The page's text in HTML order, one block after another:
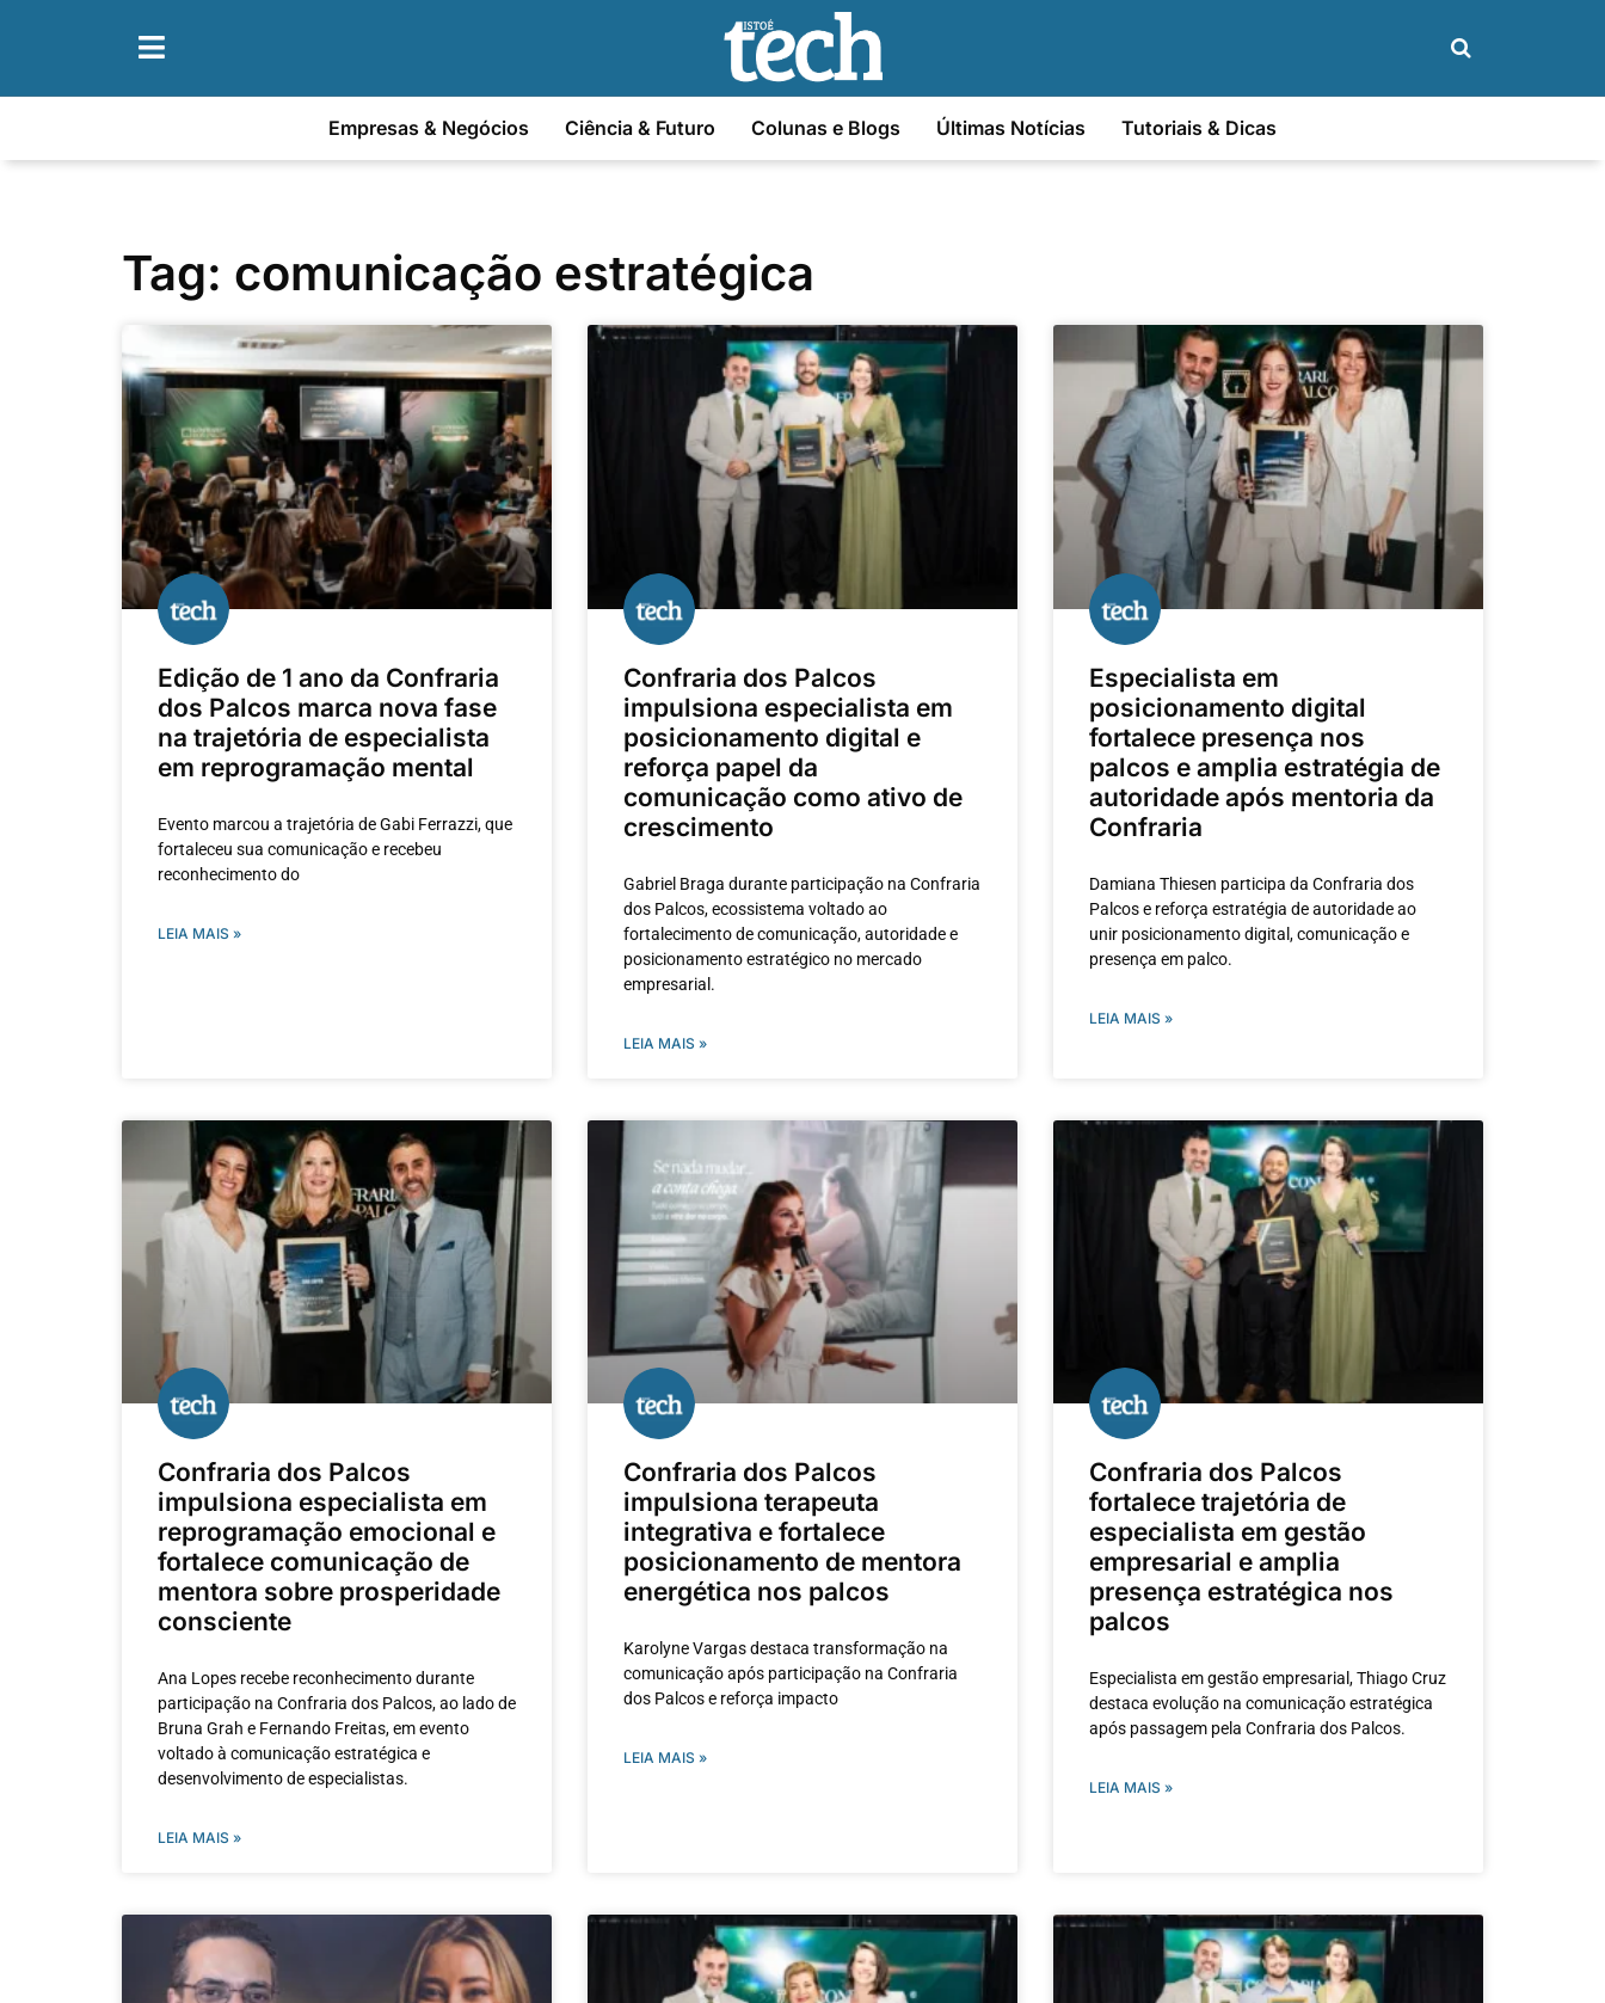
Empresas & Negócios Ciência & Futuro Colunas e Blogs Últimas Notícias Tutoriais & Dicas
Tag: comunicação estratégica
Edição de 1 ano da Confraria
dos Palcos marca nova fase
na trajetória de especialista
em reprogramação mental
Evento marcou a trajetória de Gabi Ferrazzi, que
fortaleceu sua comunicação e recebeu
reconhecimento do
LEIA MAIS »
Confraria dos Palcos
impulsiona especialista em
posicionamento digital e
reforça papel da
comunicação como ativo de
crescimento
Gabriel Braga durante participação na Confraria
dos Palcos, ecossistema voltado ao
fortalecimento de comunicação, autoridade e
posicionamento estratégico no mercado
empresarial.
LEIA MAIS »
Especialista em
posicionamento digital
fortalece presença nos
palcos e amplia estratégia de
autoridade após mentoria da
Confraria
Damiana Thiesen participa da Confraria dos
Palcos e reforça estratégia de autoridade ao
unir posicionamento digital, comunicação e
presença em palco.
LEIA MAIS »
Confraria dos Palcos
impulsiona especialista em
reprogramação emocional e
fortalece comunicação de
mentora sobre prosperidade
consciente
Ana Lopes recebe reconhecimento durante
participação na Confraria dos Palcos, ao lado de
Bruna Grah e Fernando Freitas, em evento
voltado à comunicação estratégica e
desenvolvimento de especialistas.
LEIA MAIS »
Confraria dos Palcos
impulsiona terapeuta
integrativa e fortalece
posicionamento de mentora
energética nos palcos
Karolyne Vargas destaca transformação na
comunicação após participação na Confraria
dos Palcos e reforça impacto
LEIA MAIS »
Confraria dos Palcos
fortalece trajetória de
especialista em gestão
empresarial e amplia
presença estratégica nos
palcos
Especialista em gestão empresarial, Thiago Cruz
destaca evolução na comunicação estratégica
após passagem pela Confraria dos Palcos.
LEIA MAIS »